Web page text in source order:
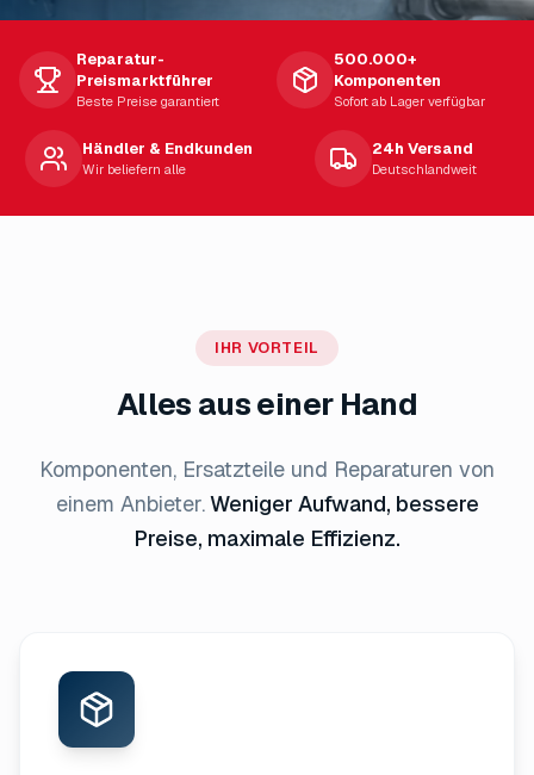
Reparatur-
Preismarktführer
Beste Preise garantiert
500.000+
Komponenten
Sofort ab Lager verfügbar
Händler & Endkunden
Wir beliefern alle
24h Versand
Deutschlandweit
IHR VORTEIL
Alles aus einer Hand
Komponenten, Ersatzteile und Reparaturen von
einem Anbieter.Weniger Aufwand, bessere
Preise, maximale Effizienz.